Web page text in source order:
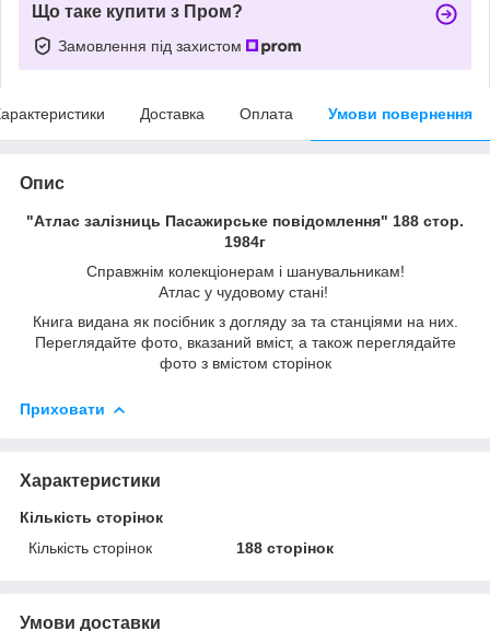
Що таке купити з Пром?
Замовлення під захистом
Доставка Оплата Умови повернення
Опис
"Атлас залізниць Пасажирське повідомлення" 188 стор.
1984г
Справжнім колекціонерам і шанувальникам!
Атлас у чудовому стані!
Книга видана як посібник з догляду за та станціями на них.
Переглядайте фото, вказаний вміст, а також переглядайте
фото з вмістом сторінок
Приховати
Характеристики
Кількість сторінок
Кількість сторінок
188 сторінок
Умови доставки